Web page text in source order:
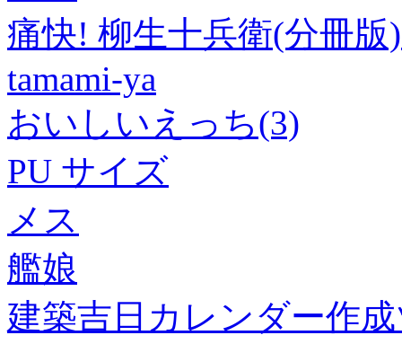
痛快! 柳生十兵衛(分冊版
tamami-ya
おいしいえっち(3)
PU サイズ
メス
艦娘
建築吉日カレンダー作